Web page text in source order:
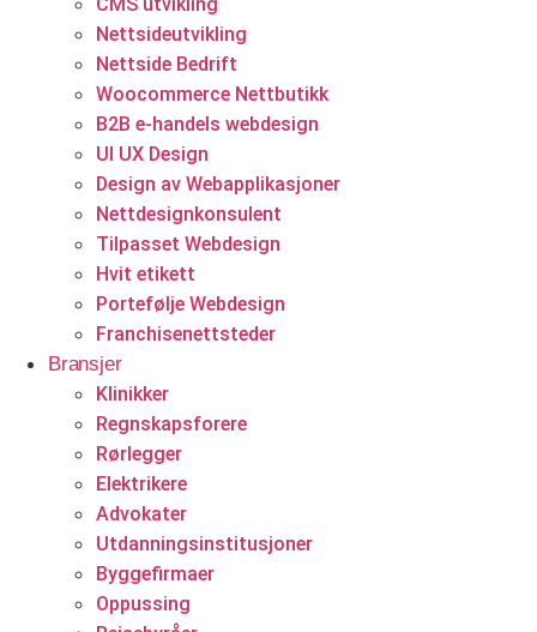
Nettsideutvikling
Nettside Bedrift
Woocommerce Nettbutikk
B2B e-handels webdesign
UI UX Design
Design av Webapplikasjoner
Nettdesignkonsulent
Tilpasset Webdesign
Hvit etikett
Portefølje Webdesign
Franchisenettsteder
Bransjer
Klinikker
Regnskapsforere
Rørlegger
Elektrikere
Advokater
Utdanningsinstitusjoner
Byggefirmaer
Oppussing
Start prosjektet ditt med oss
Vårt Nettsidedesign.no-team er her for å designe, bygge og
utvikle nettstedet ditt.
Få et tilbud